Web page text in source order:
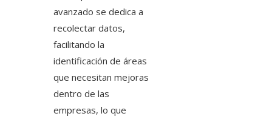
avanzado se dedica a
recolectar datos,
facilitando la
identificación de áreas
que necesitan mejoras
dentro de las
empresas, lo que